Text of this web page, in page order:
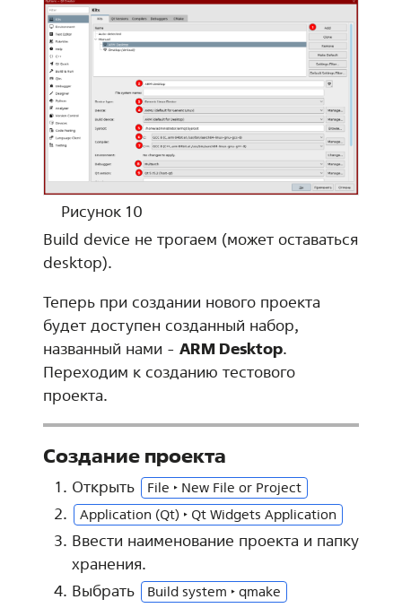
Рисунок 10
Build device не трогаем (может оставаться
desktop).
Теперь при создании нового проекта
будет доступен созданный набор,
названный нами - ARM Desktop.
Переходим к созданию тестового
проекта.
Создание проекта
Открыть
File ‣ New File or Project
Application (Qt) ‣ Qt Widgets Application
Ввести наименование проекта и папку
хранения.
Выбрать
Build system ‣ qmake